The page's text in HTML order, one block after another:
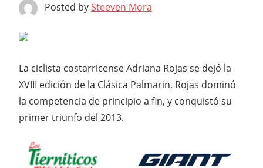
Posted bySteeven Mora
La ciclista costarricense Adriana Rojas se dejó la
XVIII edición de la Clásica Palmarin, Rojas dominó
la competencia de principio a fin, y conquistó su
primer triunfo del 2013.